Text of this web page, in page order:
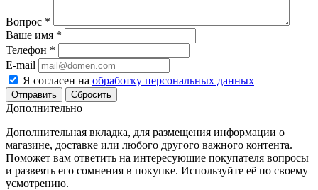
Вопрос *
Ваше имя *
Телефон *
E-mail
Я согласен на обработку персональных данных
Сбросить
Дополнительно
Дополнительная вкладка, для размещения информации о
магазине, доставке или любого другого важного контента.
Поможет вам ответить на интересующие покупателя вопросы
и развеять его сомнения в покупке. Используйте её по своему
усмотрению.